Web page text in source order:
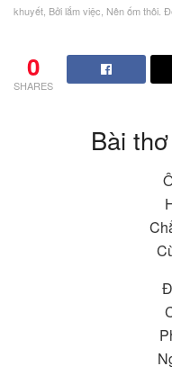
khuyết, Bởi lắm việc, Nên ốm thôi.
0
SHARES
Bài